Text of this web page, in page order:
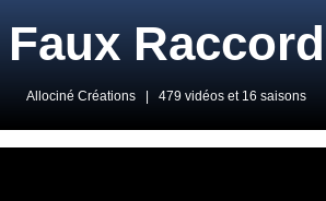
Faux Raccord
Allociné Créations 479 vidéos et 16 saisons